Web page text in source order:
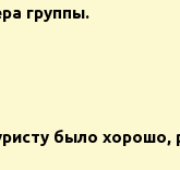
группы.
было хорошо,